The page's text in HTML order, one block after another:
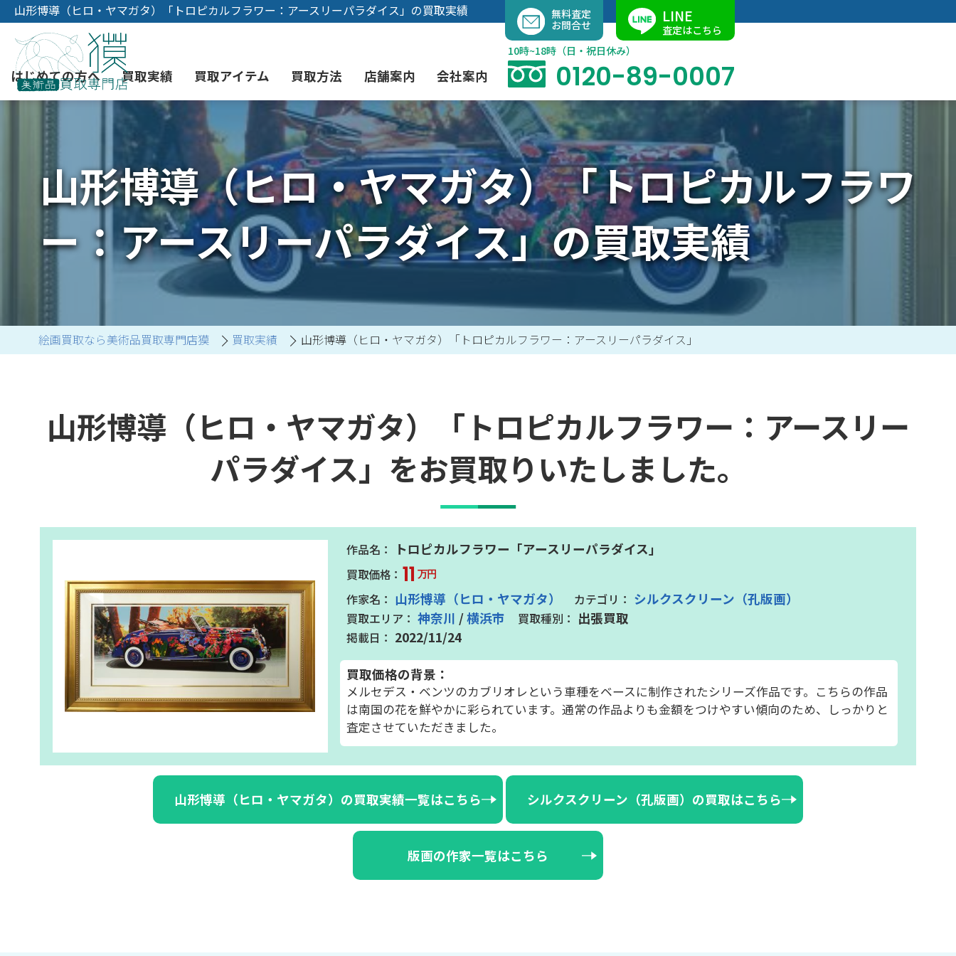
容
キ
ッ
プ
山形博導（ヒロ・ヤマガタ）「トロピカルフラワー：アースリーパラダイス」の買取実績
はじめての方へ
初めての美術品売却 よくあるご質問 ブログ
YOUTUBE instagram Facebook
買取実績 買取アイテム
絵画買取 現代アート買取 掛軸買取
骨董品買取 茶道具買取 陶磁器・陶器買取
西洋アンティーク買取 彫刻・ブロンズ買取 美術品・古美術品買取
ジュエリー・ウォッチ買取
買取方法
3つの買取方法 出張買取（無料） 店舗での買取
宅配・郵送買取 業者間オークション出品代行 催事買取
時価評価サービス
店舗案内
東京店 大阪店 名古屋店
会社案内
会社概要 当社の特徴 求人情報
消費者志向自主宣言
無料査定
お問合せ
LINE
査定はこちら
10時~18時（日・祝日休み）
0120-89-0007
山形博導（ヒロ・ヤマガタ）「トロピカルフラワ
ー：アースリーパラダイス」の買取実績
絵画買取なら美術品買取専門店獏 買取実績 山形博導（ヒロ・ヤマガタ）「トロピカルフラワー：アースリーパラダイス」
山形博導（ヒロ・ヤマガタ）「トロピカルフラワー：アースリー
パラダイス」をお買取りいたしました。
トロピカルフラワー「アースリーパラダイス」
11 万円
山形博導（ヒロ・ヤマガタ）
シルクスクリーン（孔版画）
神奈川 /横浜市
出張買取
2022/11/24
買取価格の背景：
メルセデス・ベンツのカブリオレという車種をベースに制作されたシリーズ作品です。こちらの作品
は南国の花を鮮やかに彩られています。通常の作品よりも金額をつけやすい傾向のため、しっかりと
査定させていただきました。
山形博導（ヒロ・ヤマガタ）の買取実績一覧はこちら シルクスクリーン（孔版画）の買取はこちら
版画の作家一覧はこちら